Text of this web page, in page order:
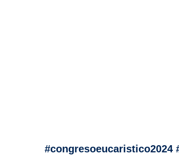
#congresoeucaristico2024